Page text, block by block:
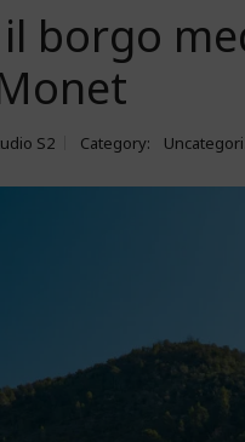
borgo
S2 Category: